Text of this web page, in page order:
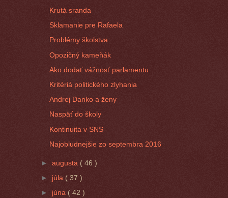
Krutá sranda
Sklamanie pre Rafaela
Problémy školstva
Opozičný kameňák
Ako dodať vážnosť parlamentu
Kritériá politického zlyhania
Andrej Danko a ženy
Naspäť do školy
Kontinuita v SNS
Najobludnejšie zo septembra 2016
►augusta ( 46 )
► júla ( 37 )
► júna ( 42 )